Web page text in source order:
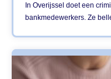
In Overijssel doet een
bankmedewerkers. Ze